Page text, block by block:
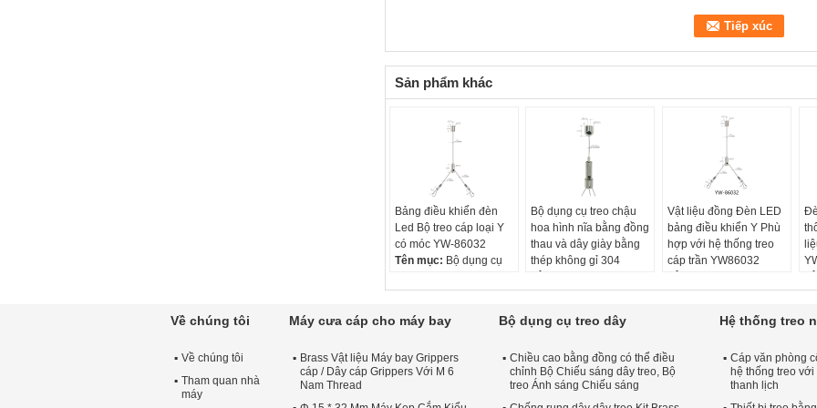
Sản phẩm khác
Bảng điều khiển đèn
Led Bộ treo cáp loại Y
có móc YW-86032
Tên mục: Bộ dụng cụ
đính kèm trần:
Vật chất:Thau
Bộ dụng cụ treo chậu
hoa hình nĩa bằng đồng
thau và dây giày bằng
thép không gỉ 304
treo lọ hoa hình nĩa
15mm
Bộ kẹp cáp:13*44mm
Vật liệu đồng Đèn LED
bảng điều khiển Y Phù
hợp với hệ thống treo
cáp trần YW86032
Vật chất:Brassfunction
1,5mm
Chiều dài dây:
1000mm, tùy chỉnh
Về chúng tôi
Về chúng tôi
Tham quan nhà
máy
Máy cưa cáp cho máy bay
Brass Vật liệu Máy bay Grippers
cáp / Dây cáp Grippers Với M 6
Nam Thread
Bộ dụng cụ treo dây
Chiều cao bằng đồng có thể điều
chỉnh Bộ Chiếu sáng dây treo, Bộ
treo Ánh sáng Chiếu sáng
Hệ thống treo
Cáp văn phòng
hệ thống treo với
thanh lịch